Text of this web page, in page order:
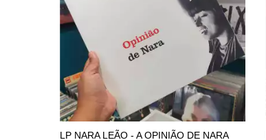
LP NARA LEÃO - A OPINIÃO DE NARA